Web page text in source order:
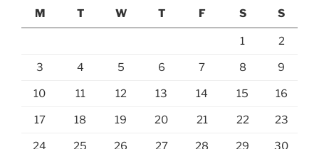
M
T W T F S S
1 2
3 4 5 6 7 8 9
10 11 12 13 14 15 16
17 18 19 20 21 22 23
24 25 26 27 28 29 30